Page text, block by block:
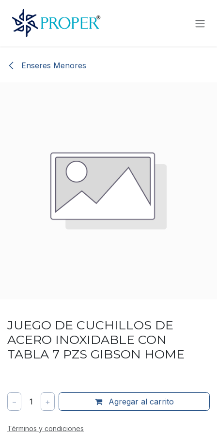
Enseres Menores
JUEGO DE CUCHILLOS DE
ACERO INOXIDABLE CON
TABLA 7 PZS GIBSON HOME
− 1 + Agregar al carrito
Términos y condiciones